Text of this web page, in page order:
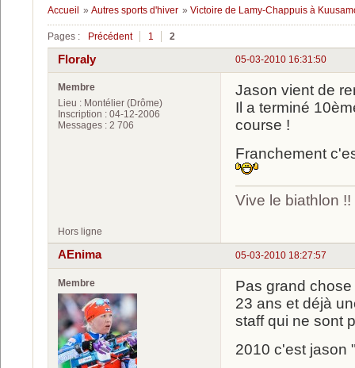
Accueil » Autres sports d'hiver » Victoire de Lamy-Chappuis à
Pages : Précédent 1 2
05-03-2010 16:31:50
Floraly
Membre
Lieu : Montélier (Drôme)
Inscription : 04-12-2006
Messages : 2 706
Jason vient de
Il a terminé
course !
Franchement
Vive le biathlon !!
Hors ligne
05-03-2010 18:27:57
AEnima
Membre
Pas grand
23 ans et déjà
staff qui ne sont
2010 c'est jason